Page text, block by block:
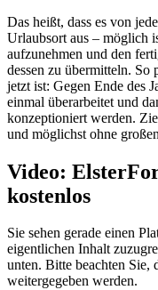
Das heißt, dass es von
Urlaubsort aus – möglich
aufzunehmen und den
dessen zu übermitteln.
jetzt ist: Gegen Ende des
einmal überarbeitet und
konzeptioniert werden.
und möglichst ohne
Video:
kostenlos
Sie sehen gerade einen
eigentlichen Inhalt
unten. Bitte beachten Sie,
weitergegeben werden.